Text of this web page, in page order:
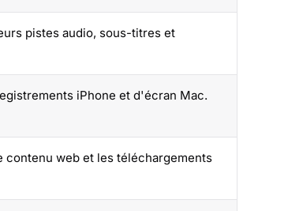
pistes audio, sous-titres et
iPhone et d'écran Mac.
contenu web et les téléchargements